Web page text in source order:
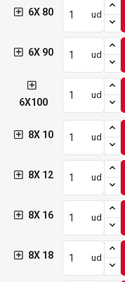
6X 80 ud
6X 90 ud
6X100
ud
8X 10 ud
8X 12 ud
8X 16 ud
8X 18 ud